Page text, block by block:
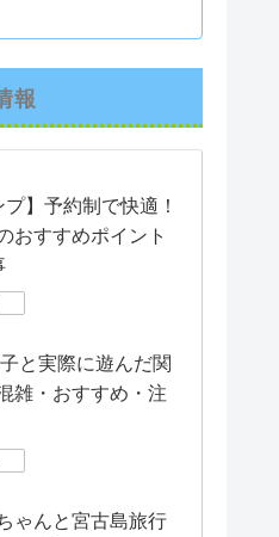
日記
報
】予約制で快適！
おすすめポイント
と実際に遊んだ関
雑・おすすめ・注
ゃんと宮古島旅行